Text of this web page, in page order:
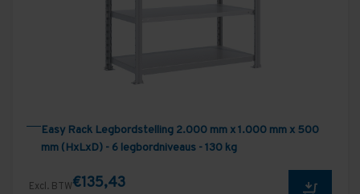
Easy Rack Legbordstelling 2.000 mm x 1.000 mm x 500
mm (HxLxD) - 6 legbordniveaus - 130 kg
Excl. BTW€135,43